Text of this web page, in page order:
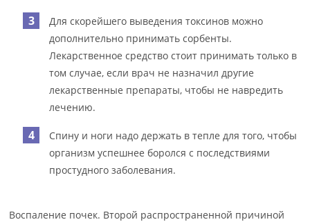
Для скорейшего выведения токсинов можно
дополнительно принимать сорбенты.
Лекарственное средство стоит принимать только в
том случае, если врач не назначил другие
лекарственные препараты, чтобы не навредить
лечению.
Спину и ноги надо держать в тепле для того, чтобы
организм успешнее боролся с последствиями
простудного заболевания.
Воспаление почек. Второй распространенной причиной